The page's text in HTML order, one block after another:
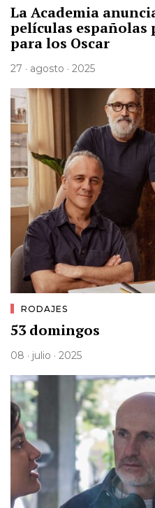
La Academia
películas españolas
para los Oscar
27 · agosto · 2025
RODAJES
53 domingos
08 · julio · 2025